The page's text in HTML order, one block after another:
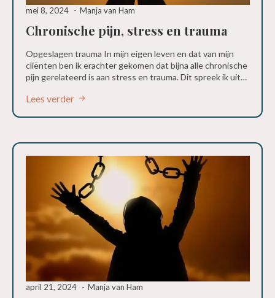
Chronische pijn, stress en trauma
mei 8, 2024 Manja van Ham
Opgeslagen trauma In mijn eigen leven en dat van mijn
cliënten ben ik erachter gekomen dat bijna alle chronische
pijn gerelateerd is aan stress en trauma. Dit spreek ik uit…
Lees verder
april 21, 2024 Manja van Ham